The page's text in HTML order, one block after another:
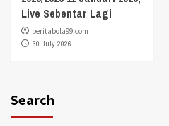
Live Sebentar Lagi
beritabola99.com
30 July 2026
Search